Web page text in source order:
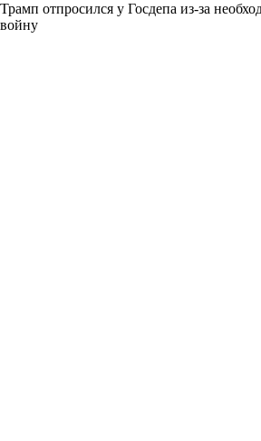
Трамп отпросился у Госдепа из-за
войну